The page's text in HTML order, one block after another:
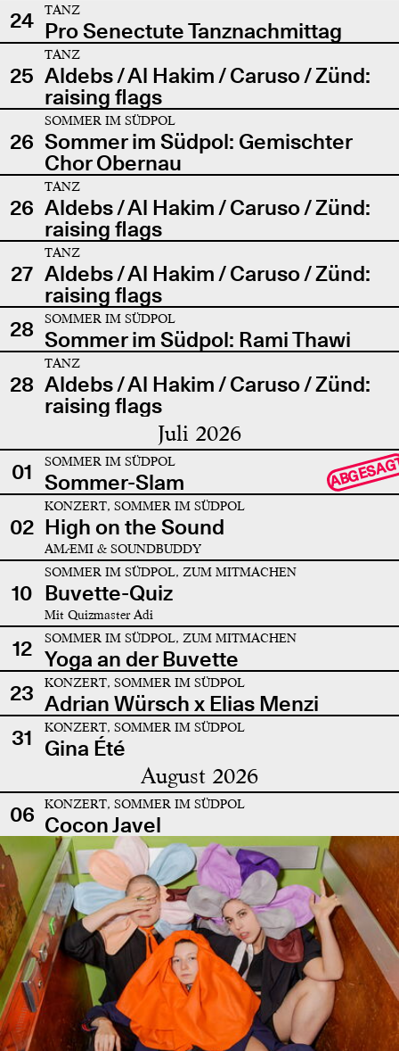
24
TANZ
Pro Senectute Tanznachmittag
25
TANZ
Aldebs / Al Hakim / Caruso / Zünd:
raising flags
26
SOMMER IM SÜDPOL
Sommer im Südpol: Gemischter
Chor Obernau
26
TANZ
Aldebs / Al Hakim / Caruso / Zünd:
raising flags
27
TANZ
Aldebs / Al Hakim / Caruso / Zünd:
raising flags
28
SOMMER IM SÜDPOL
Sommer im Südpol: Rami Thawi
28
TANZ
Aldebs / Al Hakim / Caruso / Zünd:
raising flags
Juli 2026
01 SOMMER IM SÜDPOL
Sommer-Slam
02
KONZERT, SOMMER IM SÜDPOL
High on the Sound
AMÆMI & SOUNDBUDDY
10
SOMMER IM SÜDPOL, ZUM MITMACHEN
Buvette-Quiz
Mit Quizmaster Adi
12 SOMMER IM SÜDPOL, ZUM MITMACHEN
Yoga an der Buvette
23
KONZERT, SOMMER IM SÜDPOL
Adrian Würsch x Elias Menzi
31
KONZERT, SOMMER IM SÜDPOL
Gina Été
August 2026
06 KONZERT, SOMMER IM SÜDPOL
Cocon Javel